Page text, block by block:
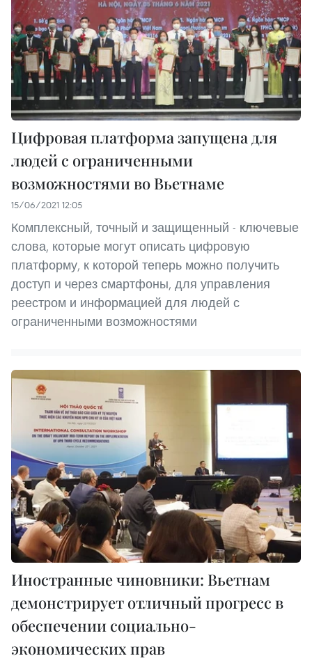
Цифровая платформа запущена для
людей с ограниченными
возможностями во Вьетнаме
15/06/2021 12:05
Комплексный, точный и защищенный - ключевые
слова, которые могут описать цифровую
платформу, к которой теперь можно получить
доступ и через смартфоны, для управления
реестром и информацией для людей с
ограниченными возможностями
Иностранные чиновники: Вьетнам
демонстрирует отличный прогресс в
обеспечении социально-
экономических прав